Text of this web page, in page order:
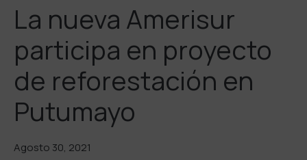
La nueva Amerisur
participa en proyecto
de reforestación en
Putumayo
Agosto 30, 2021